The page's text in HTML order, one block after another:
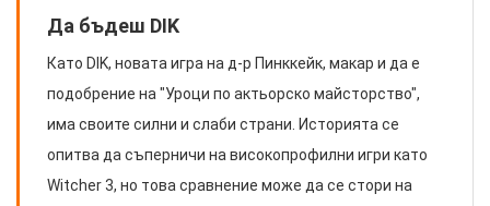
Да бъдеш DIK
Като DIK, новата игра на д-р Пинккейк, макар и да е
подобрение на "Уроци по актьорско майсторство",
има своите силни и слаби страни. Историята се
опитва да съперничи на високопрофилни игри като
Witcher 3, но това сравнение може да се стори на